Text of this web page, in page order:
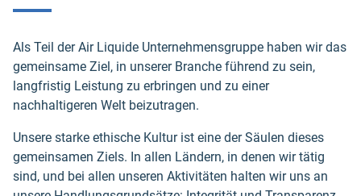
Als Teil der Air Liquide Unternehmensgruppe haben wir das
gemeinsame Ziel, in unserer Branche führend zu sein,
langfristig Leistung zu erbringen und zu einer
nachhaltigeren Welt beizutragen.
Unsere starke ethische Kultur ist eine der Säulen dieses
gemeinsamen Ziels. In allen Ländern, in denen wir tätig
sind, und bei allen unseren Aktivitäten halten wir uns an